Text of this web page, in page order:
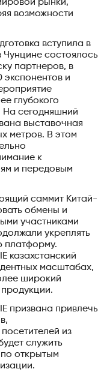
рынки,
возможности
вступила в
состоялось
партнеров, в
экспонентов и
глубокого
На сегодняшний
выставочная
метров. В этом
к
и передовым
саммит Китай-
обмены и
участниками
укреплять
платформу.
казахстанский
масштабах,
широкий
призвана привлечь
из
служить
открытым